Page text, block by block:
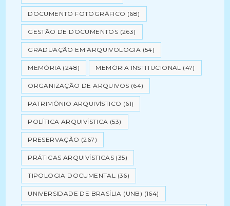
DOCUMENTO FOTOGRÁFICO (68)
GESTÃO DE DOCUMENTOS (263)
GRADUAÇÃO EM ARQUIVOLOGIA (54)
MEMÓRIA (248) MEMÓRIA INSTITUCIONAL (47)
ORGANIZAÇÃO DE ARQUIVOS (64)
PATRIMÔNIO ARQUIVÍSTICO (61)
POLÍTICA ARQUIVÍSTICA (53)
PRESERVAÇÃO (267)
PRÁTICAS ARQUIVÍSTICAS (35)
TIPOLOGIA DOCUMENTAL (36)
UNIVERSIDADE DE BRASÍLIA (UNB) (164)